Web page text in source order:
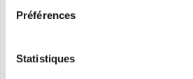
Préférences
Statistiques
confidentialité
consentement après avoir lu la
concernant les